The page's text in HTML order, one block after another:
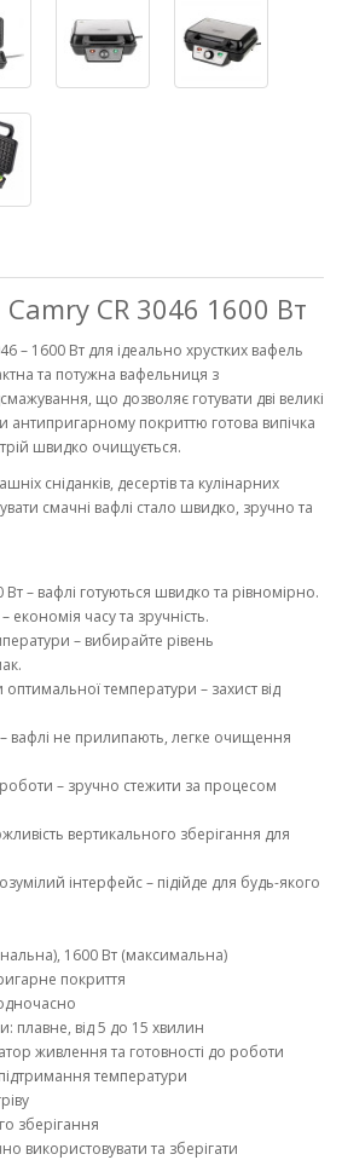
CR 3046 1600 Вт
– 1600 Вт для ідеально хрустких вафель
та потужна вафельниця з
що дозволяє готувати дві великі
антипригарному покриттю готова випічка
швидко очищується.
сніданків, десертів та кулінарних
смачні вафлі стало швидко, зручно та
Вт – вафлі готуються швидко та рівномірно.
економія часу та зручність.
– вибирайте рівень
температури – захист від
вафлі не прилипають, легке очищення
роботи – зручно стежити за процесом
вертикального зберігання для
інтерфейс – підійде для будь-якого
1600 Вт (максимальна)
покриття
плавне, від 5 до 15 хвилин
живлення та готовності до роботи
температури
зберігання
використовувати та зберігати